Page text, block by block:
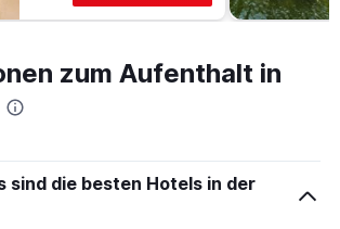
zum Aufenthalt in
sind die besten Hotels in der